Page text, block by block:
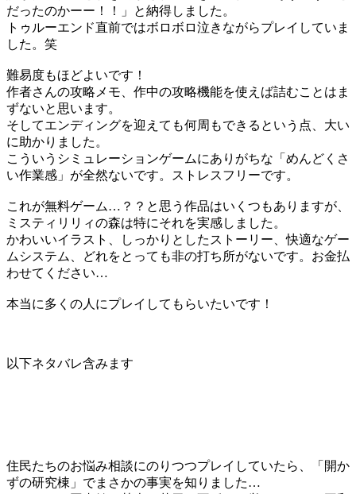
だったのかーー！！」と納得しました。
トゥルーエンド直前ではボロボロ泣きながらプレイしていま
した。笑
難易度もほどよいです！
作者さんの攻略メモ、作中の攻略機能を使えば詰むことはま
ずないと思います。
そしてエンディングを迎えても何周もできるという点、大い
に助かりました。
こういうシミュレーションゲームにありがちな「めんどくさ
い作業感」が全然ないです。ストレスフリーです。
これが無料ゲーム…？？と思う作品はいくつもありますが、
ミスティリリィの森は特にそれを実感しました。
かわいいイラスト、しっかりとしたストーリー、快適なゲー
ムシステム、どれをとっても非の打ち所がないです。お金払
わせてください…
本当に多くの人にプレイしてもらいたいです！
以下ネタバレ含みます
住民たちのお悩み相談にのりつつプレイしていたら、「開か
ずの研究棟」でまさかの事実を知りました…